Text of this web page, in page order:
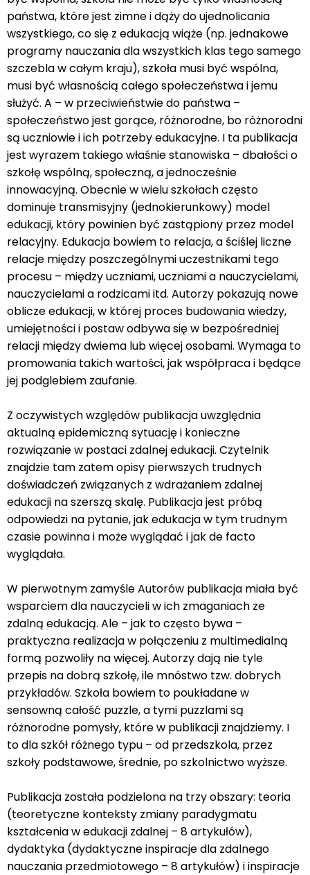
państwa, które jest zimne i dąży do ujednolicania
wszystkiego, co się z edukacją wiąże (np. jednakowe
programy nauczania dla wszystkich klas tego samego
szczebla w całym kraju), szkoła musi być wspólna,
musi być własnością całego społeczeństwa i jemu
służyć. A – w przeciwieństwie do państwa –
społeczeństwo jest gorące, różnorodne, bo różnorodni
są uczniowie i ich potrzeby edukacyjne. I ta publikacja
jest wyrazem takiego właśnie stanowiska – dbałości o
szkołę wspólną, społeczną, a jednocześnie
innowacyjną. Obecnie w wielu szkołach często
dominuje transmisyjny (jednokierunkowy) model
edukacji, który powinien być zastąpiony przez model
relacyjny. Edukacja bowiem to relacja, a ściślej liczne
relacje między poszczególnymi uczestnikami tego
procesu – między uczniami, uczniami a nauczycielami,
nauczycielami a rodzicami itd. Autorzy pokazują nowe
oblicze edukacji, w której proces budowania wiedzy,
umiejętności i postaw odbywa się w bezpośredniej
relacji między dwiema lub więcej osobami. Wymaga to
promowania takich wartości, jak współpraca i będące
jej podglebiem zaufanie.
Z oczywistych względów publikacja uwzględnia
aktualną epidemiczną sytuację i konieczne
rozwiązanie w postaci zdalnej edukacji. Czytelnik
znajdzie tam zatem opisy pierwszych trudnych
doświadczeń związanych z wdrażaniem zdalnej
edukacji na szerszą skalę. Publikacja jest próbą
odpowiedzi na pytanie, jak edukacja w tym trudnym
czasie powinna i może wyglądać i jak de facto
wyglądała.
W pierwotnym zamyśle Autorów publikacja miała być
wsparciem dla nauczycieli w ich zmaganiach ze
zdalną edukacją. Ale – jak to często bywa –
praktyczna realizacja w połączeniu z multimedialną
formą pozwoliły na więcej. Autorzy dają nie tyle
przepis na dobrą szkołę, ile mnóstwo tzw. dobrych
przykładów. Szkoła bowiem to poukładane w
sensowną całość puzzle, a tymi puzzlami są
różnorodne pomysły, które w publikacji znajdziemy. I
to dla szkół różnego typu – od przedszkola, przez
szkoły podstawowe, średnie, po szkolnictwo wyższe.
Publikacja została podzielona na trzy obszary: teoria
(teoretyczne konteksty zmiany paradygmatu
kształcenia w edukacji zdalnej – 8 artykułów),
dydaktyka (dydaktyczne inspiracje dla zdalnego
nauczania przedmiotowego – 8 artykułów) i inspiracje